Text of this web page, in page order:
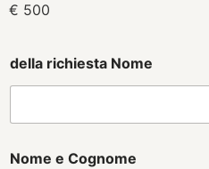
€ 500
della richiesta Nome
Nome e Cognome